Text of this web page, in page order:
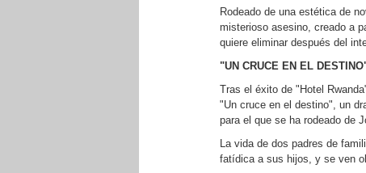
Rodeado de una estética de
misterioso asesino, creado a
quiere eliminar después del
"UN CRUCE EN EL
Tras el éxito de "Hotel
"Un cruce en el destino", un
para el que se ha rodeado de
La vida de dos padres de
fatídica a sus hijos, y se ven